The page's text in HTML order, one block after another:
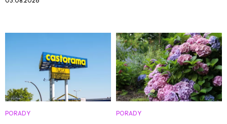
PORADY PORADY